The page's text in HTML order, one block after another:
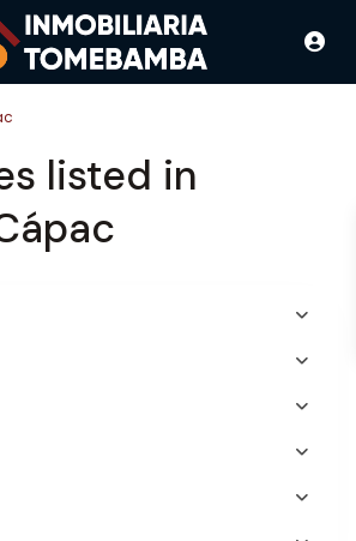
listed in